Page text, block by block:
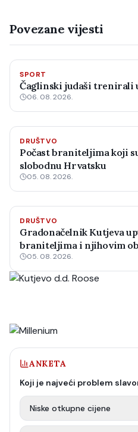
Povezane vijesti
SPORT
Čaglinski judaši trenirali
06. 08. 2026.
DRUŠTVO
Počast braniteljima koji
slobodnu Hrvatsku
05. 08. 2026.
DRUŠTVO
Gradonačelnik Kutjeva
braniteljima i njihovim
05. 08. 2026.
ANKETA
Koji je najveći problem
Niske otkupne cijene